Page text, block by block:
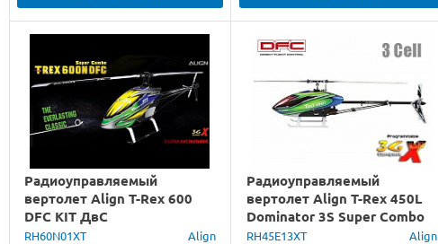
Радиоуправляемый
вертолет Align T-Rex 600
DFC KIT ДвС
RH60N01XT Align
Радиоуправляемый
вертолет Align T-Rex 450L
Dominator 3S Super Combo
(3GX) KIT
RH45E13XT Align